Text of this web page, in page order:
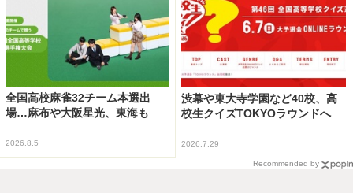
全国高校麻雀32チーム本選出
場…麻布や大阪星光、東海も
2026.8.5
渋幕や東大寺学園など40校、高
校生クイズTOKYOラウンドへ
2026.7.29
Recommended by